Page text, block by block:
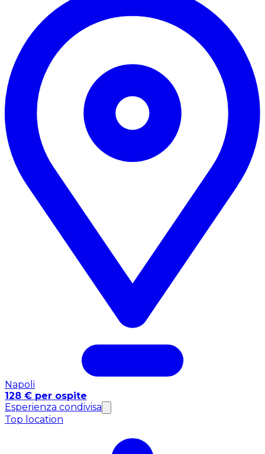
Napoli
128 € per ospite
Esperienza condivisa
Top location